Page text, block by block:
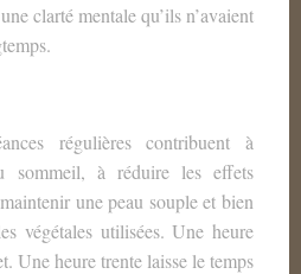
clarté mentale qu’ils n’avaient
régulières contribuent à
sommeil, à réduire les effets
une peau souple et bien
végétales utilisées. Une heure
Une heure trente laisse le temps